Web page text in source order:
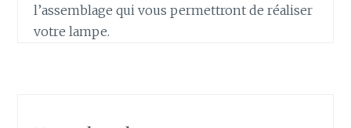
l’assemblage qui vous permettront de réaliser
votre lampe.